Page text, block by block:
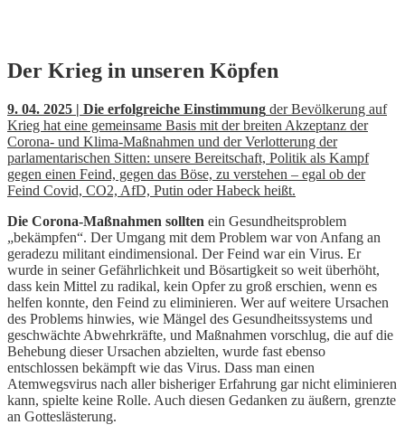
Skip
to
Der Krieg in unseren Köpfen
9. 04. 2025 | Die erfolgreiche Einstimmung der Bevölkerung auf
Krieg hat eine gemeinsame Basis mit der breiten Akzeptanz der
Corona- und Klima-Maßnahmen und der Verlotterung der
parlamentarischen Sitten: unsere Bereitschaft, Politik als Kampf
gegen einen Feind, gegen das Böse, zu verstehen – egal ob der
Feind Covid, CO2, AfD, Putin oder Habeck heißt.
Die Corona-Maßnahmen sollten ein Gesundheitsproblem
„bekämpfen“. Der Umgang mit dem Problem war von Anfang an
geradezu militant eindimensional. Der Feind war ein Virus. Er
wurde in seiner Gefährlichkeit und Bösartigkeit so weit überhöht,
dass kein Mittel zu radikal, kein Opfer zu groß erschien, wenn es
helfen konnte, den Feind zu eliminieren. Wer auf weitere Ursachen
des Problems hinwies, wie Mängel des Gesundheitssystems und
geschwächte Abwehrkräfte, und Maßnahmen vorschlug, die auf die
Behebung dieser Ursachen abzielten, wurde fast ebenso
entschlossen bekämpft wie das Virus. Dass man einen
Atemwegsvirus nach aller bisheriger Erfahrung gar nicht eliminieren
kann, spielte keine Rolle. Auch diesen Gedanken zu äußern, grenzte
an Gotteslästerung.